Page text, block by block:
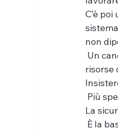
C’è
non
Un
risorse
Più
La
È la